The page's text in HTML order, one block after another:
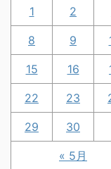
« 5月
1 2
8 9
15 16
22 23
29 30